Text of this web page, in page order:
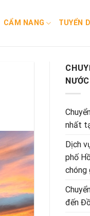
CẨM NANG TUYỂN
NƯỚC
nhất
Dịch
phố
chóng
đến